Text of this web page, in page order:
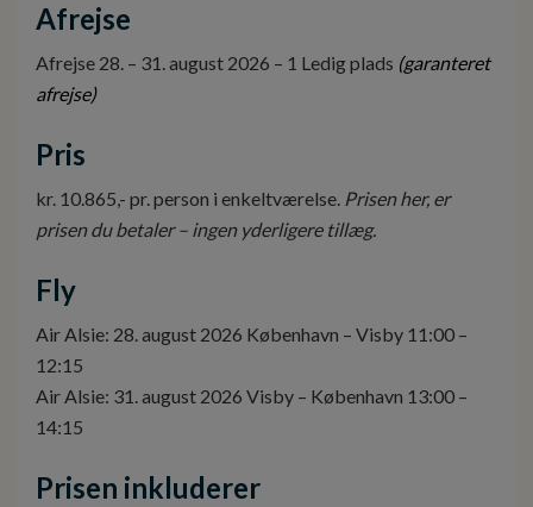
Afrejse
Afrejse 28. – 31. august 2026 – 1 Ledig plads (garanteret
afrejse)
Pris
kr. 10.865,- pr. person i enkeltværelse. Prisen her, er
prisen du betaler – ingen yderligere tillæg.
Fly
Air Alsie: 28. august 2026 København – Visby 11:00 –
12:15
Air Alsie: 31. august 2026 Visby – København 13:00 –
14:15
Prisen inkluderer